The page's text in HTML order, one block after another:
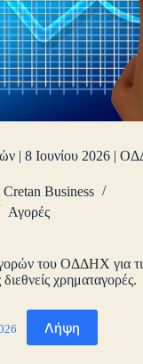
| 8 Ιουνίου 2026 |
Business
Αγορές
του ΟΔΔΗΧ για
διεθνείς χρηματαγορές.
Λήψη